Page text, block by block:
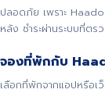
ปลอดภัย เพราะ
หลัง ชำระผ่านระบบที่ต
จองที่พักกับ
เลือกที่พักจากแอปหรือ